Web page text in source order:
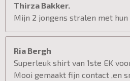
Thirza Bakker.
Mijn 2 jongens stralen met
Ria Bergh
Superleuk shirt van 1ste EK
Mooi gemaakt fijn contact ,en